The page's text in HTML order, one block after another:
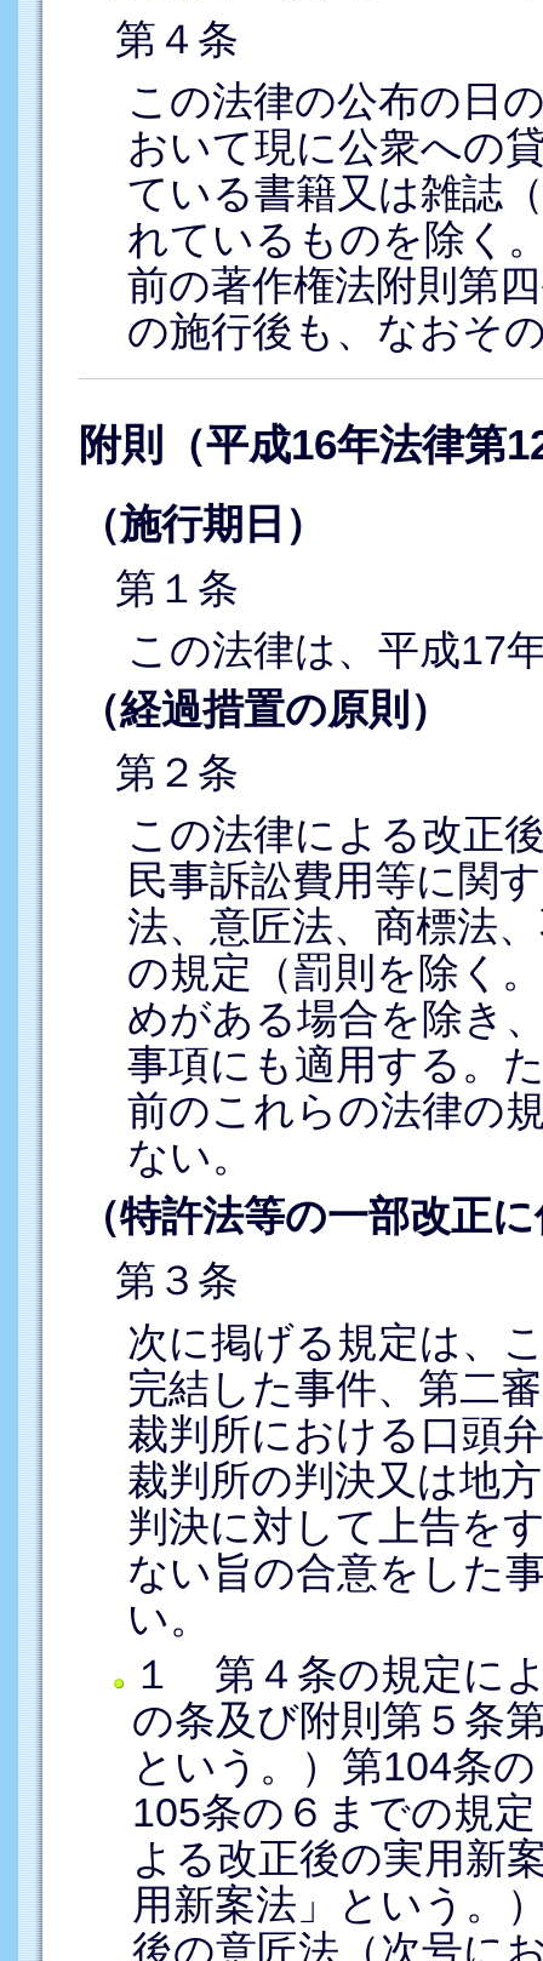
第４条
この法律の公布の日
おいて現に公衆への
ている書籍又は雑誌
れているものを除く
前の著作権法附則第
の施行後も、なおそ
附則（平成16年法律第
（施行期日）
第１条
この法律は、平成17
（経過措置の原則）
第２条
この法律による改正
民事訴訟費用等に関
法、意匠法、商標法
の規定（罰則を除く
めがある場合を除き
事項にも適用する。
前のこれらの法律の
ない。
（特許法等の一部改正
第３条
次に掲げる規定は、
完結した事件、第二
裁判所における口頭
裁判所の判決又は地
判決に対して上告を
ない旨の合意をした
い。
１ 第４条の規定に
の条及び附則第５条
という。）第104条
105条の６までの規
よる改正後の実用新
用新案法」という。
後の意匠法（次号に